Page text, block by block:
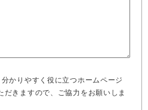
かりやすく役に立つホームページ
だきますので、ご協力をお願いしま